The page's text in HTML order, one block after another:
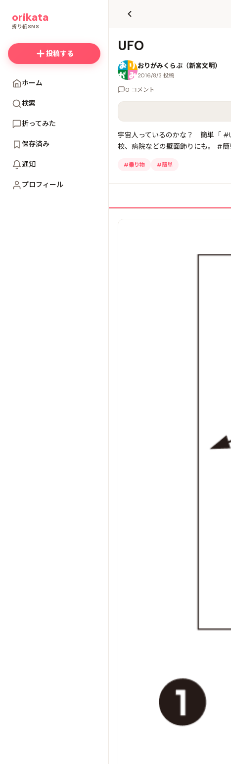
UFO
おりがみくらぶ（新宮文明）
2016/8/3 投稿
0 コメント
宇宙人っているのかな？ 簡単「
校、病院などの壁面飾りにも。 #
#乗り物 #簡単
orikata
折り紙SNS
投稿する
ホーム
検索
折ってみた
保存済み
通知
プロフィール